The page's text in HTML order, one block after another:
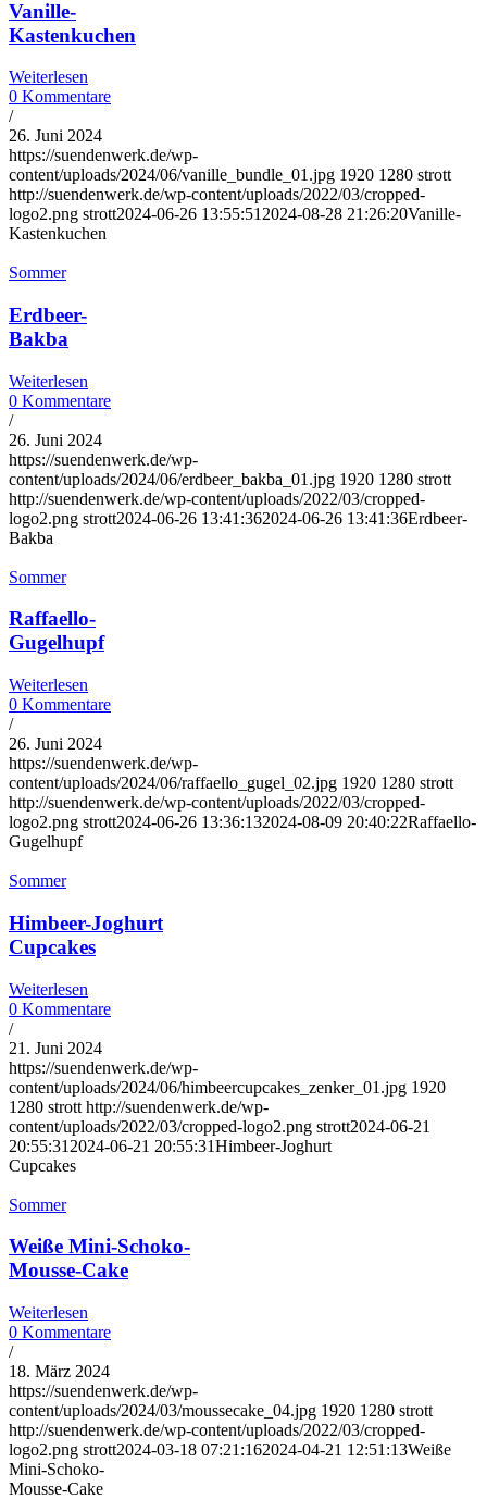
Vanille-
Kastenkuchen
Weiterlesen
0 Kommentare
/
26. Juni 2024
https://suendenwerk.de/wp-
content/uploads/2024/06/vanille_bundle_01.jpg 1920 1280 strott
http://suendenwerk.de/wp-content/uploads/2022/03/cropped-
logo2.png strott2024-06-26 13:55:51 2024-08-28 21:26:20Vanille-
Kastenkuchen
Sommer
Erdbeer-
Bakba
Weiterlesen
0 Kommentare
/
26. Juni 2024
https://suendenwerk.de/wp-
content/uploads/2024/06/erdbeer_bakba_01.jpg 1920 1280 strott
http://suendenwerk.de/wp-content/uploads/2022/03/cropped-
logo2.png strott2024-06-26 13:41:362024-06-26 13:41:36Erdbeer-
Bakba
Sommer
Raffaello-
Gugelhupf
Weiterlesen
0 Kommentare
/
26. Juni 2024
https://suendenwerk.de/wp-
content/uploads/2024/06/raffaello_gugel_02.jpg 1920 1280 strott
http://suendenwerk.de/wp-content/uploads/2022/03/cropped-
logo2.png strott2024-06-26 13:36:132024-08-09 20:40:22Raffaello-
Gugelhupf
Sommer
Himbeer-Joghurt
Cupcakes
Weiterlesen
0 Kommentare
/
21. Juni 2024
https://suendenwerk.de/wp-
content/uploads/2024/06/himbeercupcakes_zenker_01.jpg 1920
1280 strott http://suendenwerk.de/wp-
content/uploads/2022/03/cropped-logo2.png strott2024-06-21
20:55:31 2024-06-21 20:55:31Himbeer-Joghurt
Cupcakes
Sommer
Weiße Mini-Schoko-
Mousse-Cake
Weiterlesen
0 Kommentare
/
18. März 2024
https://suendenwerk.de/wp-
content/uploads/2024/03/moussecake_04.jpg 1920 1280 strott
http://suendenwerk.de/wp-content/uploads/2022/03/cropped-
logo2.png strott2024-03-18 07:21:162024-04-21 12:51:13Weiße
Mini-Schoko-
Mousse-Cake